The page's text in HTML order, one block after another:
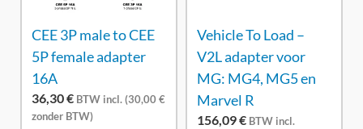
CEE 3P male to CEE
5P female adapter
16A
36,30€ BTW incl. (30,00€
zonder BTW)
Vehicle To Load –
V2L adapter voor
MG: MG4, MG5 en
Marvel R
156,09€ BTW incl.